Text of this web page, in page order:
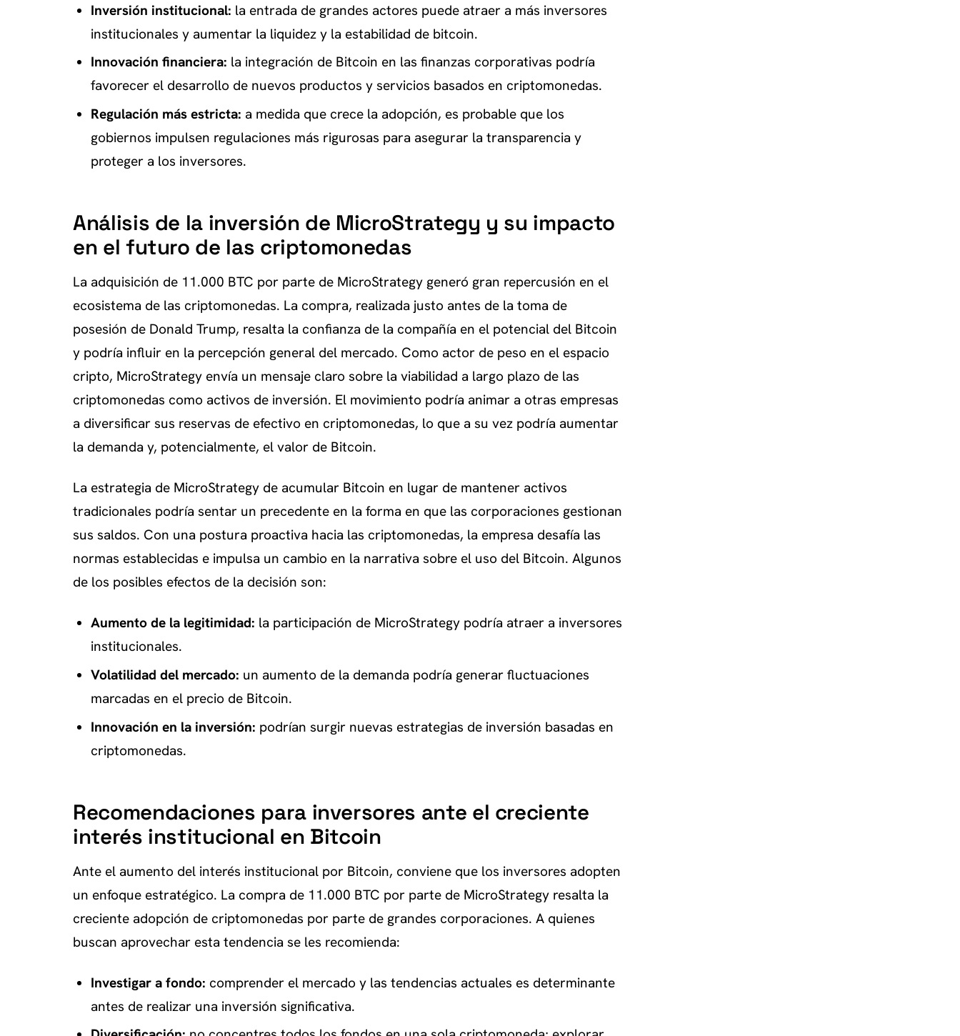
Inversión institucional: la entrada de grandes actores puede atraer a más inversores
institucionales y aumentar la liquidez y la estabilidad de bitcoin.
Innovación financiera: la integración de Bitcoin en las finanzas corporativas podría
favorecer el desarrollo de nuevos productos y servicios basados en criptomonedas.
Regulación más estricta: a medida que crece la adopción, es probable que los
gobiernos impulsen regulaciones más rigurosas para asegurar la transparencia y
proteger a los inversores.
Análisis de la inversión de MicroStrategy y su impacto
en el futuro de las criptomonedas
La adquisición de 11.000 BTC por parte de MicroStrategy generó gran repercusión en el
ecosistema de las criptomonedas. La compra, realizada justo antes de la toma de
posesión de Donald Trump, resalta la confianza de la compañía en el potencial del Bitcoin
y podría influir en la percepción general del mercado. Como actor de peso en el espacio
cripto, MicroStrategy envía un mensaje claro sobre la viabilidad a largo plazo de las
criptomonedas como activos de inversión. El movimiento podría animar a otras empresas
a diversificar sus reservas de efectivo en criptomonedas, lo que a su vez podría aumentar
la demanda y, potencialmente, el valor de Bitcoin.
La estrategia de MicroStrategy de acumular Bitcoin en lugar de mantener activos
tradicionales podría sentar un precedente en la forma en que las corporaciones gestionan
sus saldos. Con una postura proactiva hacia las criptomonedas, la empresa desafía las
normas establecidas e impulsa un cambio en la narrativa sobre el uso del Bitcoin. Algunos
de los posibles efectos de la decisión son:
Aumento de la legitimidad: la participación de MicroStrategy podría atraer a inversores
institucionales.
Volatilidad del mercado: un aumento de la demanda podría generar fluctuaciones
marcadas en el precio de Bitcoin.
Innovación en la inversión: podrían surgir nuevas estrategias de inversión basadas en
criptomonedas.
Recomendaciones para inversores ante el creciente
interés institucional en Bitcoin
Ante el aumento del interés institucional por Bitcoin, conviene que los inversores adopten
un enfoque estratégico. La compra de 11.000 BTC por parte de MicroStrategy resalta la
creciente adopción de criptomonedas por parte de grandes corporaciones. A quienes
buscan aprovechar esta tendencia se les recomienda:
Investigar a fondo: comprender el mercado y las tendencias actuales es determinante
antes de realizar una inversión significativa.